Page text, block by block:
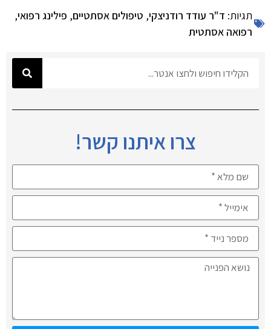
תגיות: ד"ר עודד רודניצקי, טיפולים אסתטיים, פילינג רפואי,
רפואה אסתטית
צרו איתנו קשר!